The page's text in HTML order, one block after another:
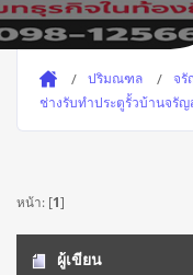
ปริมณฑล
จรั
ช่างรับทำประตูรั้วบ้านจรั
หน้า: [1]
ผู้เขียน